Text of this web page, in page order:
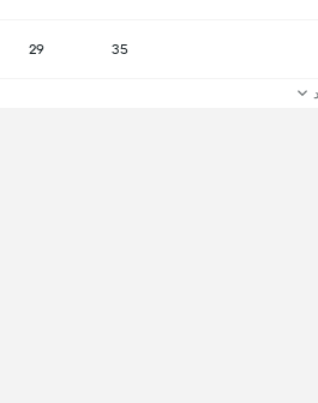
35
29